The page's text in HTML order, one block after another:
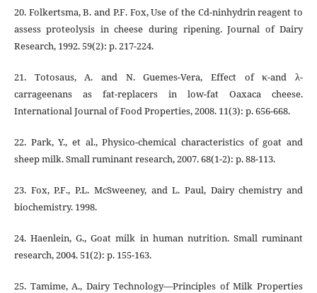
20. Folkertsma, B. and P.F. Fox, Use of the Cd-ninhydrin reagent to
assess proteolysis in cheese during ripening. Journal of Dairy
Research, 1992. 59(2): p. 217-224.
21. Totosaus, A. and N. Guemes-Vera, Effect of κ-and λ-
carrageenans as fat-replacers in low-fat Oaxaca cheese.
International Journal of Food Properties, 2008. 11(3): p. 656-668.
22. Park, Y., et al., Physico-chemical characteristics of goat and
sheep milk. Small ruminant research, 2007. 68(1-2): p. 88-113.
23. Fox, P.F., P.L. McSweeney, and L. Paul, Dairy chemistry and
biochemistry. 1998.
24. Haenlein, G., Goat milk in human nutrition. Small ruminant
research, 2004. 51(2): p. 155-163.
25. Tamime, A., Dairy Technology—Principles of Milk Properties